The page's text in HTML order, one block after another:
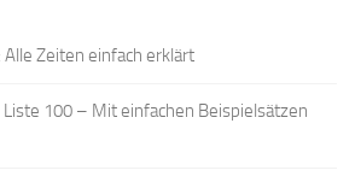
Zeiten einfach erklärt
100 – Mit einfachen Beispielsätzen